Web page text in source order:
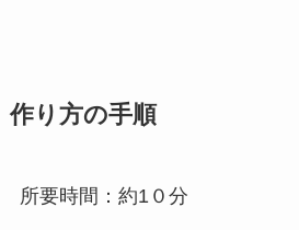
作り方の手順
所要時間：約1０分